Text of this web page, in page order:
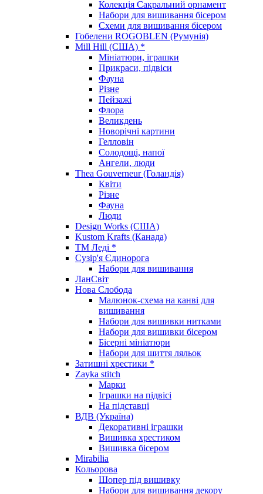
Колекція Сакральний орнамент
Набори для вишивання бісером
Схеми для вишивання бісером
Гобелени ROGOBLEN (Румунія)
Mill Hill (США) *
Мініатюри, іграшки
Прикраси, підвіси
Фауна
Різне
Пейзажі
Флора
Великдень
Новорічні картини
Гелловін
Солодощі, напої
Ангели, люди
Thea Gouverneur (Голандія)
Квіти
Різне
Фауна
Люди
Design Works (США)
Kustom Krafts (Канада)
ТМ Леді *
Сузір'я Єдинорога
Набори для вишивання
ЛанСвіт
Нова Слобода
Малюнок-схема на канві для
вишивання
Набори для вишивки нитками
Набори для вишивки бісером
Бісерні мініатюри
Набори для шиття ляльок
Затишні хрестики *
Zayka stitch
Марки
Іграшки на підвісі
На підставці
ВДВ (Україна)
Декоративні іграшки
Вишивка хрестиком
Вишивка бісером
Mirabilia
Кольорова
Шопер під вишивку
Набори для вишивання декору